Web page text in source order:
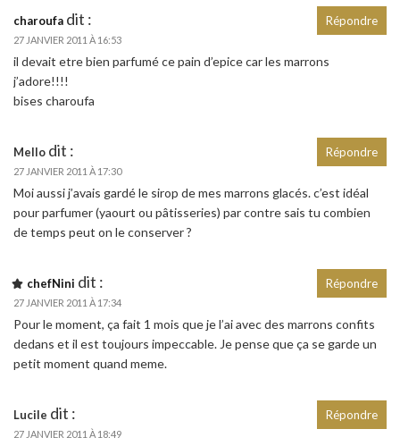
charoufa dit :
27 JANVIER 2011 À 16:53
il devait etre bien parfumé ce pain d’epice car les marrons
j’adore!!!!
bises charoufa
Répondre
Mello dit :
27 JANVIER 2011 À 17:30
Moi aussi j’avais gardé le sirop de mes marrons glacés. c’est idéal
pour parfumer (yaourt ou pâtisseries) par contre sais tu combien
de temps peut on le conserver ?
Répondre
chefNini dit :
27 JANVIER 2011 À 17:34
Pour le moment, ça fait 1 mois que je l’ai avec des marrons confits
dedans et il est toujours impeccable. Je pense que ça se garde un
petit moment quand meme.
Répondre
Lucile dit :
27 JANVIER 2011 À 18:49
Répondre